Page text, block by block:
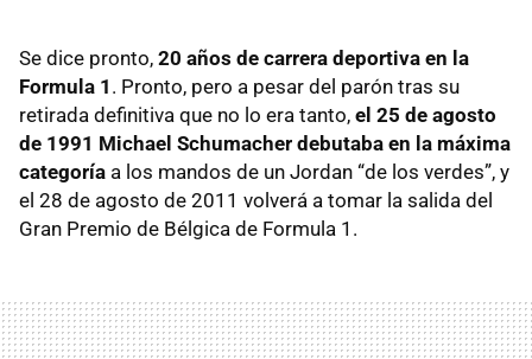
Se dice pronto, 20 años de carrera deportiva en la
Formula 1 . Pronto, pero a pesar del parón tras su
retirada definitiva que no lo era tanto, el 25 de agosto
de 1991 Michael Schumacher debutaba en la máxima
categoría a los mandos de un Jordan “de los verdes”, y
el 28 de agosto de 2011 volverá a tomar la salida del
Gran Premio de Bélgica de Formula 1.